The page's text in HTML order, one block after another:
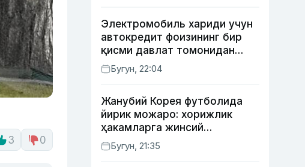
3 0
Электромобиль хариди учун
автокредит фоизининг бир
қисми давлат томонидан
қоплаб берилиши мумкин
Бугун, 22:04
Жанубий Корея футболида
йирик можаро: хорижлик
ҳакамларга жинсий
хизматлар кўрсатилгани
маълум қилинди
Бугун, 21:35